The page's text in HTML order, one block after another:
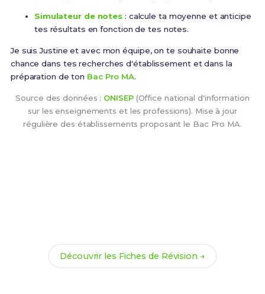
Simulateur de notes : calcule ta moyenne et anticipe
tes résultats en fonction de tes notes.
Je suis Justine et avec mon équipe, on te souhaite bonne
chance dans tes recherches d'établissement et dans la
préparation de ton Bac Pro MA.
Source des données : ONISEP(Office national d'information
sur les enseignements et les professions). Mise à jour
régulière des établissements proposant le Bac Pro MA.
Découvrir les Fiches de Révision →